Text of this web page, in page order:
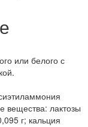
или белого с
вещества: лактозы
г; кальция